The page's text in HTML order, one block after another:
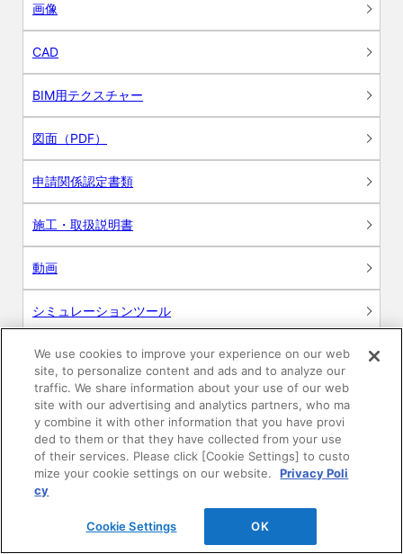
画像
CAD
BIM用テクスチャー
図面（PDF）
申請関係認定書類
施工・取扱説明書
動画
シミュレーションツール
24時間換気システム〈エアスマート〉
簡易設計見積ソフト
R&Dセンター環境測定・分析サービス
商品マスター申し込み
We use cookies to improve your experience on our web
site, to personalize content and ads and to analyze our
traffic. We share information about your use of our web
site with our advertising and analytics partners, who ma
y combine it with other information that you have provi
ded to them or that they have collected from your use
of their services. Please click [Cookie Settings] to custo
mize your cookie settings on our website.
Privacy Poli
cy
Cookie Settings OK